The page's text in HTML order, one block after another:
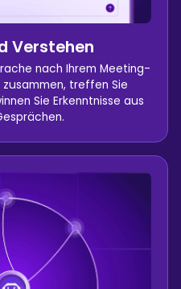
Verstehen
nach Ihrem Meeting-
treffen Sie
Sie Erkenntnisse aus